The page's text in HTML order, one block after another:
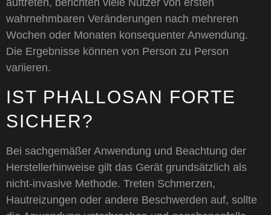
auftreten, berichten viele Nutzer von ersten
wahrnehmbaren Veränderungen nach mehreren
Wochen oder Monaten konsequenter Anwendung.
Die Ergebnisse können von Person zu Person
variieren.
IST PHALLOSAN FORTE
SICHER?
Bei sachgemäßer Anwendung und Beachtung der
Herstellerhinweise gilt das Gerät grundsätzlich als
nicht-invasive Methode. Treten Schmerzen,
Hautreizungen oder andere Beschwerden auf, sollte